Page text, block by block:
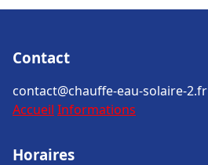
Contact
contact@chauffe-eau-solaire-2.fr
Accueil Informations
Horaires